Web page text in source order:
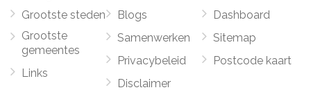
Grootste steden
Grootste
gemeentes
Links
Blogs
Samenwerken
Privacybeleid
Disclaimer
Dashboard
Sitemap
Postcode kaart